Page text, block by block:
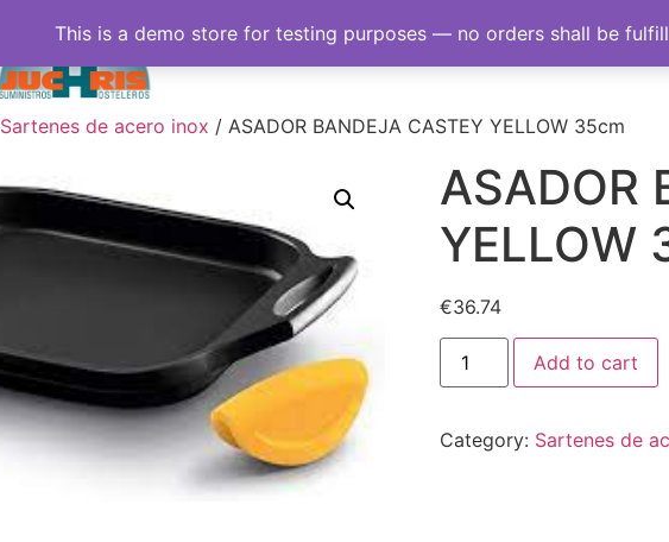
Sartenes de acero inox / ASADOR BANDEJA CASTEY YELLOW 35cm
ASADOR
YELLOW
€36.74
Add to cart
Category: Sartenes de
This is a demo store for testing purposes — no orders shall be